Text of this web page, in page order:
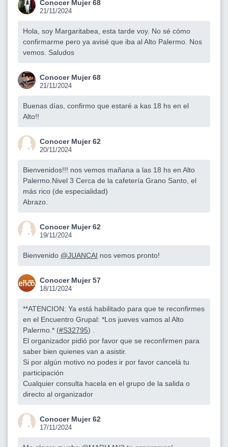
Conocer Mujer 68
21/11/2024
Hola, soy Margaritabea, esta tarde voy. No sé cómo
confirmarme pero ya avisé que iba al Alto Palermo. Nos
vemos. Saludos
Conocer Mujer 68
21/11/2024
Buenas días, confirmo que estaré a kas 18 hs en el
Alto!!
Conocer Mujer 62
20/11/2024
Bienvenidos!!! nos vemos mañana a las 18 hs en Alto
Palermo.Nivel 3 Cerca de la cafetería Grano Santo, el
más rico (de especialidad)
Abrazo.
Conocer Mujer 62
19/11/2024
Bienvenido @JUANCAI nos vemos pronto!
Conocer Mujer 57
18/11/2024
**ATENCION: Ya está habilitado para que te reconfirmes
en el Encuentro Grupal: *Los jueves vamos al Alto
Palermo.* (#S32795) .
El organizador pidió por favor que se reconfirmen para
saber bien quienes van a asistir.
Si por algún motivo no podes ir por favor cancelá tu
participación
Cualquier consulta hacela en el grupo de la salida o
directo al organizador
Conocer Mujer 62
17/11/2024